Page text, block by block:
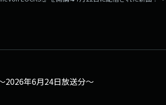
Lamipus」を早速深化します！Xでのポストは「
！
2026年6月24日放送分〜